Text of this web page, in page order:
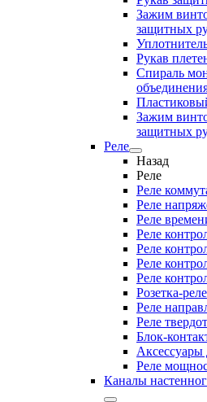
Зажим
защитных
Рукав
Спираль
Зажим
защитных
Реле
Назад
Реле
Реле
Реле
Реле
Реле
Реле
Реле
Реле
Розетка-реле
Реле
Реле
Блок-
Аксессуары
Реле
Каналы